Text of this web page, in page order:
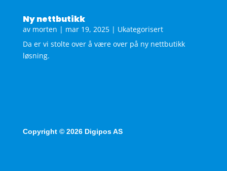
Ny nettbutikk
av morten | mar 19, 2025| Ukategorisert
Da er vi stolte over å være over på ny nettbutikk
løsning.
Copyright © 2026 Digipos AS